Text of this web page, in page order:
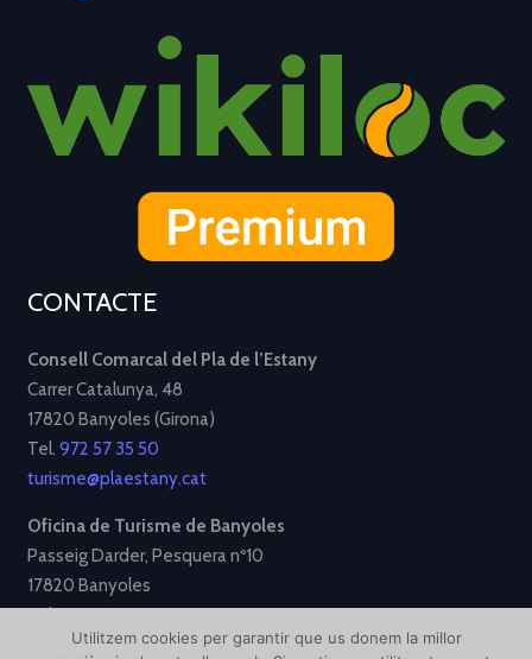
CONTACTE
Consell Comarcal del Pla de l’Estany
Carrer Catalunya, 48
17820 Banyoles (Girona)
Tel. 972 57 35 50
turisme@plaestany.cat
Oficina de Turisme de Banyoles
Passeig Darder, Pesquera nº10
17820 Banyoles
Tel.972 58 34 70
turisme@ajbanyoles.org
Utilitzem cookies per garantir que us donem la millor